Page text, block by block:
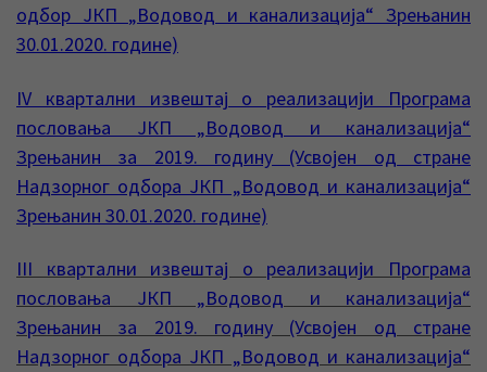
одбор ЈКП „Водовод и канализација“ Зрењанин
30.01.2020. године)
IV квартални извештај о реализацији Програма
пословања ЈКП „Водовод и канализација“
Зрењанин за 2019. годину (Усвојен од стране
Надзорног одбора ЈКП „Водовод и канализација“
Зрењанин 30.01.2020. године)
III квартални извештај о реализацији Програма
пословања ЈКП „Водовод и канализација“
Зрењанин за 2019. годину (Усвојен од стране
Надзорног одбора ЈКП „Водовод и канализација“